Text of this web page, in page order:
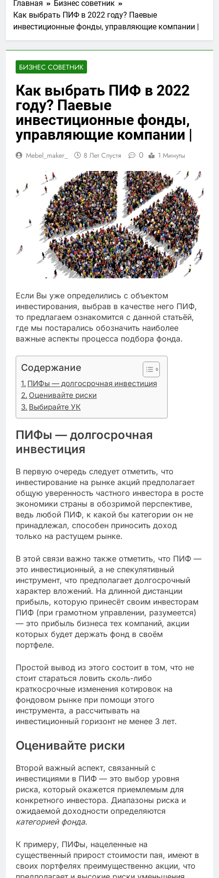
Главная
Бизнес советник
Как выбрать ПИФ в 2022 году? Паевые
инвестиционные фонды, управляющие компании |
БИЗНЕС СОВЕТНИК
Как выбрать ПИФ в 2022
году? Паевые
инвестиционные фонды,
управляющие компании |
Mebel_maker_ 8 Лет Спустя 0 1 Минуты
Если Вы уже определились с объектом
инвестирования, выбрав в качестве него ПИФ,
то предлагаем ознакомится с данной статьёй,
где мы постарались обозначить наиболее
важные аспекты процесса подбора фонда.
Содержание
ПИФы — долгосрочная инвестиция
Оценивайте риски
Выбирайте УК
ПИФы — долгосрочная
инвестиция
В первую очередь следует отметить, что
инвестирование на рынке акций предполагает
общую уверенность частного инвестора в росте
экономики страны в обозримой перспективе,
ведь любой ПИФ, к какой бы категории он не
принадлежал, способен приносить доход
только на растущем рынке.
В этой связи важно также отметить, что ПИФ —
это инвестиционный, а не спекулятивный
инструмент, что предполагает долгосрочный
характер вложений. На длинной дистанции
прибыль, которую принесёт своим инвесторам
ПИФ (при грамотном управлении, разумеется)
— это прибыль бизнеса тех компаний, акции
которых будет держать фонд в своём
портфеле.
Простой вывод из этого состоит в том, что не
стоит стараться ловить сколь-либо
краткосрочные изменения котировок на
фондовом рынке при помощи этого
инструмента, а рассчитывать на
инвестиционный горизонт не менее 3 лет.
Оценивайте риски
Второй важный аспект, связанный с
инвестициями в ПИФ — это выбор уровня
риска, который окажется приемлемым для
конкретного инвестора. Диапазоны риска и
ожидаемой доходности определяются
категорией фонда.
К примеру, ПИФы, нацеленные на
существенный прирост стоимости пая, имеют в
своих портфелях преимущественно акции, что